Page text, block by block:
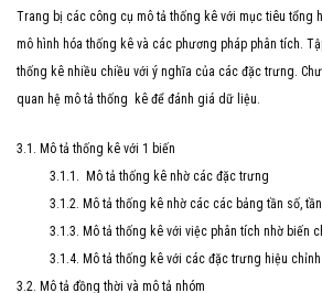
Trang bị các công cụ mô tả thống kê với mục tiêu tổng
mô hình hóa thống kê và các phương pháp phân tích.
thống kê nhiều chiều với ý nghĩa của các đặc trưng.
quan hệ mô tả thống kê để đánh giá dữ liệu.
3.1. Mô tả thống kê với 1 biến
3.1.1. Mô tả thống kê nhờ các đặc trưng
3.1.2. Mô tả thống kê nhờ các các bảng tần số,
3.1.3. Mô tả thống kê với việc phân tích nhờ biến
3.1.4. Mô tả thống kê với các đặc trưng hiệu
3.2. Mô tả đồng thời và mô tả nhóm